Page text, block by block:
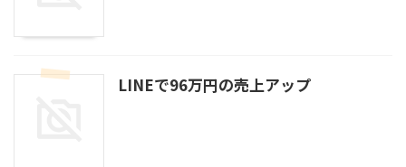
LINEで96万円の売上アップ